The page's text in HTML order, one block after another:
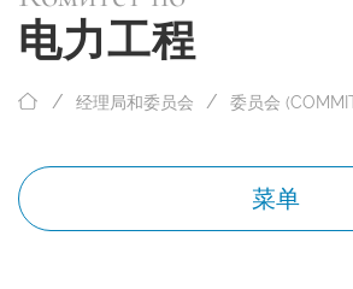
电力工程
经理局和委员会 委员会
菜单